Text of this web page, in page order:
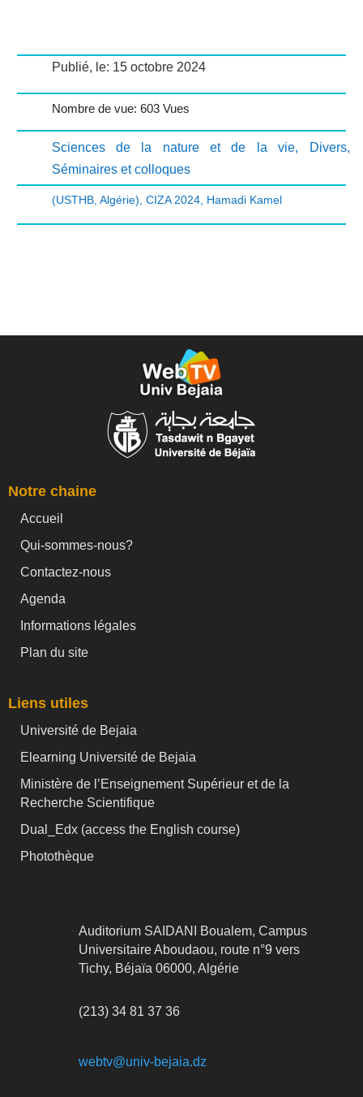
Publié, le: 15 octobre 2024
Nombre de vue: 603 Vues
Sciences de la nature et de la vie, Divers,
Séminaires et colloques
(USTHB, Algérie) CIZA 2024, Hamadi Kamel
Notre chaine
Accueil
Qui-sommes-nous?
Contactez-nous
Agenda
Informations légales
Plan du site
Liens utiles
Université de Bejaia
Elearning Université de Bejaia
Ministère de l’Enseignement Supérieur et de la
Recherche Scientifique
Dual_Edx (access the English course)
Photothèque
Auditorium SAIDANI Boualem, Campus
Universitaire Aboudaou, route n°9 vers
Tichy, Béjaïa 06000, Algérie
(213) 34 81 37 36
webtv@univ-bejaia.dz